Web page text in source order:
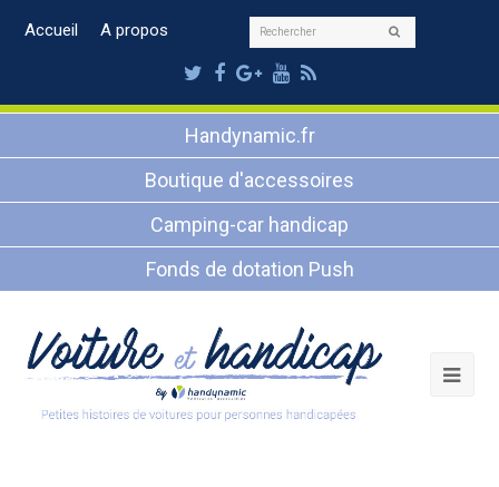
Accueil A propos Rechercher
Twitter
Facebook
Google
Plus
Youtube
RSS
Handynamic.fr
Boutique d'accessoires
Camping-car handicap
Fonds de dotation Push